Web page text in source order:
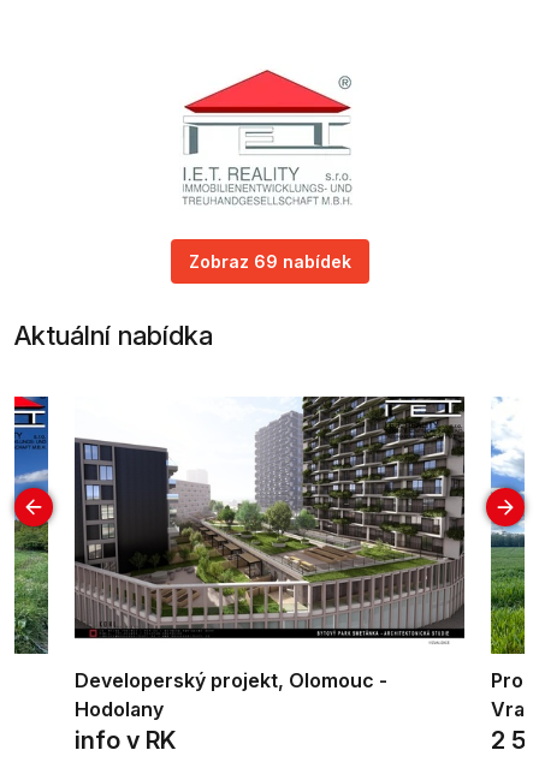
Zobraz 69 nabídek
Aktuální nabídka
Developerský projekt, Olomouc -
Hodolany
info v RK 2